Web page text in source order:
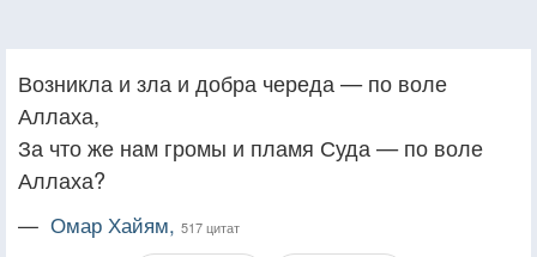
Возникла и зла и добра череда — по воле
Аллаха,
За что же нам громы и пламя Суда — по воле
Аллаха?
— Омар Хайям, 517 цитат